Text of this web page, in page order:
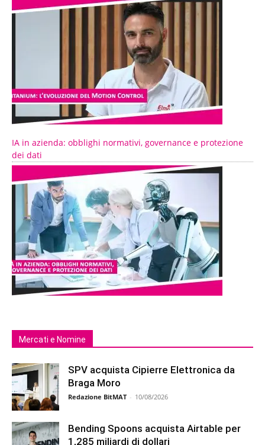
IA in azienda: obblighi normativi, governance e protezione
dei dati
Mercati e Nomine
SPV acquista Cipierre Elettronica da
Braga Moro
Redazione BitMAT - 10/08/2026
Bending Spoons acquista Airtable per
1,285 miliardi di dollari